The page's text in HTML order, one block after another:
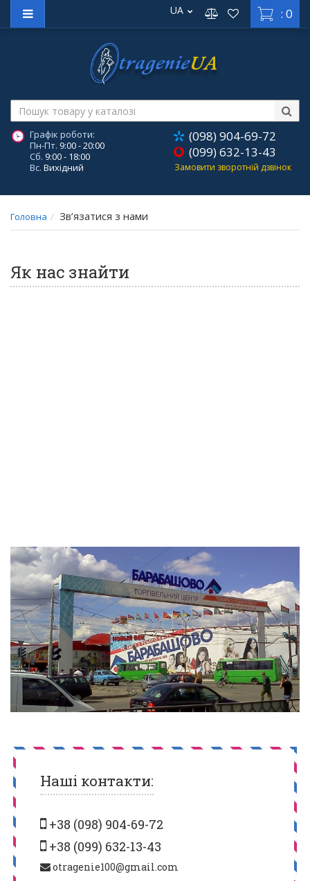
: 0
UA
Графік роботи:
Пн-Пт. 9:00 - 20:00
Сб. 9:00 - 18:00
Вс. Вихідний
(098) 904-69-72
(099) 632-13-43
Замовити зворотній дзвінок
Головна Зв’язатися з нами
Як нас знайти
Наші контакти:
+38 (098) 904-69-72
+38 (099) 632-13-43
otragenie100@gmail.com